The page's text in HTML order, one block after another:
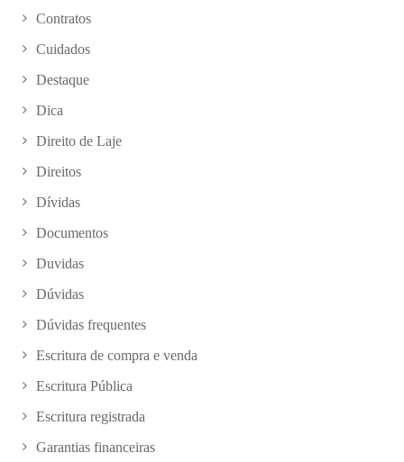
Contratos
Cuidados
Destaque
Dica
Direito de Laje
Direitos
Dívidas
Documentos
Duvidas
Dúvidas
Dúvidas frequentes
Escritura de compra e venda
Escritura Pública
Escritura registrada
Garantias financeiras